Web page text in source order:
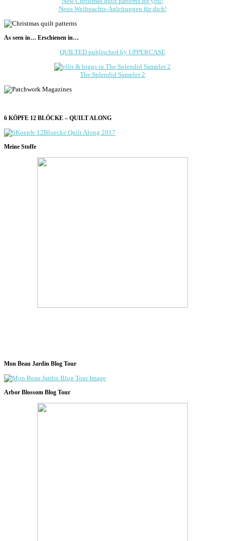
Neue Weihnachts-Anleitungen für dich!
As seen in… Erschienen in…
QUILTED publisched by UPPERCASE
The Splendid Sampler 2
6 KÖPFE 12 BLÖCKE – QUILT ALONG
Meine Stoffe
Mon Beau Jardin Blog Tour
Arbor Blossom Blog Tour